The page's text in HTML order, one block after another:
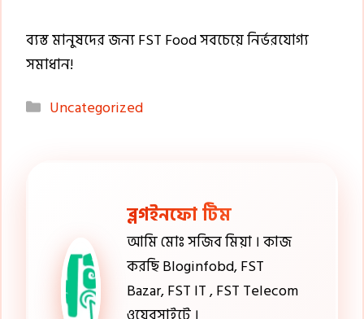
ব্যস্ত মানুষদের জন্য FST Food সবচেয়ে নির্ভরযোগ্য
সমাধান!
Categories
Uncategorized
ব্লগইনফো টিম
আমি মোঃ সজিব মিয়া । কাজ
করছি Bloginfobd, FST
Bazar, FST IT , FST Telecom